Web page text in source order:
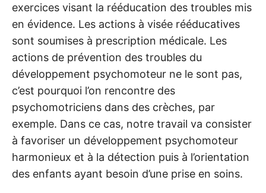
exercices visant la rééducation des troubles mis
en évidence. Les actions à visée rééducatives
sont soumises à prescription médicale. Les
actions de prévention des troubles du
développement psychomoteur ne le sont pas,
c’est pourquoi l’on rencontre des
psychomotriciens dans des crèches, par
exemple. Dans ce cas, notre travail va consister
à favoriser un développement psychomoteur
harmonieux et à la détection puis à l’orientation
des enfants ayant besoin d’une prise en soins.